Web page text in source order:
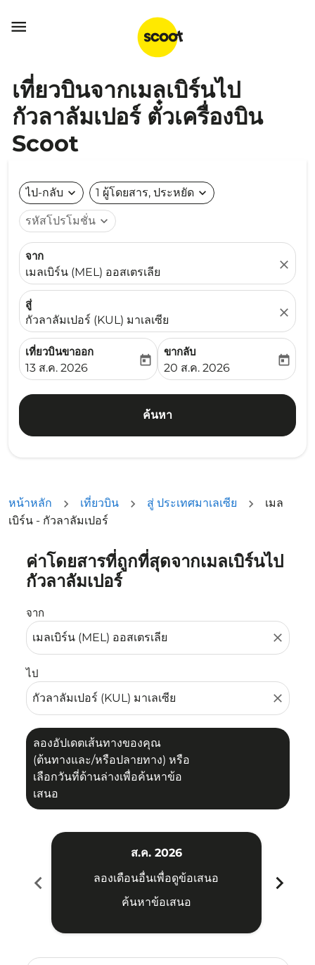

เที่ยวบินจากเมลเบิร์นไป
กัวลาลัมเปอร์ ตั๋วเครื่องบิน
Scoot
ไป-กลับ expand_more 1 ผู้โดยสาร, ประหยัด expand_more
รหัสโปรโมชั่น expand_more
จาก
เมลเบิร์น (MEL) ออสเตรเลีย
close
สู่
กัวลาลัมเปอร์ (KUL) มาเลเซีย
close
เที่ยวบินขาออก
fc-booking-departure-date-aria-label
13 ส.ค. 2026
today
ขากลับ
fc-booking-return-date-
20 ส.ค. 2026
today
ค้นหา
หน้าหลัก เที่ยวบิน สู่ ประเทศมาเลเซีย
เมล
เบิร์น - กัวลาลัมเปอร์
ค่าโดยสารที่ถูกที่สุดจากเมลเบิร์นไป
กัวลาลัมเปอร์
จาก
close
ไป
close
ลองอัปเดตเส้นทางของคุณ
(ต้นทางและ/หรือปลายทาง) หรือ
เลือกวันที่ด้านล่างเพื่อค้นหาข้อ
เสนอ
ลองอัปเดตเส้นทางของคุณ (ต้นทางและ/หรือปลายทาง) หรื
chevron_left
ส.ค. 2026
ลองเดือนอื่นเพื่อดูข้อเสนอ
ค้นหาข้อเสนอ
chevron_right